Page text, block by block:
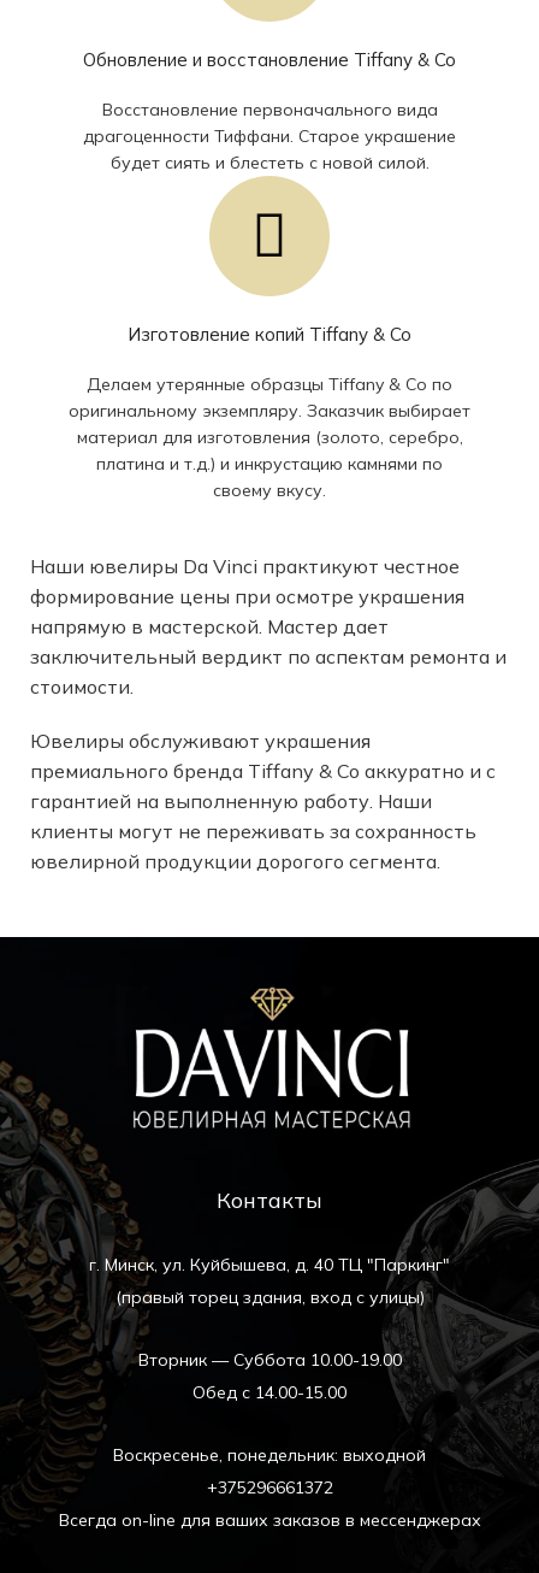
Обновление и восстановление Tiffany & Co
Восстановление первоначального вида
драгоценности Тиффани. Старое украшение
будет сиять и блестеть с новой силой.
Изготовление копий Tiffany & Co
Делаем утерянные образцы Tiffany & Co по
оригинальному экземпляру. Заказчик выбирает
материал для изготовления (золото, серебро,
платина и т.д.) и инкрустацию камнями по
своему вкусу.
Наши ювелиры Da Vinci практикуют честное
формирование цены при осмотре украшения
напрямую в мастерской. Мастер дает
заключительный вердикт по аспектам ремонта и
стоимости.
Ювелиры обслуживают украшения
премиального бренда Tiffany & Co аккуратно и с
гарантией на выполненную работу. Наши
клиенты могут не переживать за сохранность
ювелирной продукции дорогого сегмента.
Контакты
г. Минск, ул. Куйбышева, д. 40 ТЦ "Паркинг"
(правый торец здания, вход с улицы)
Вторник — Суббота 10.00-19.00
Обед с 14.00-15.00
Воскресенье, понедельник: выходной
+375296661372
Всегда on-line для ваших заказов в мессенджерах